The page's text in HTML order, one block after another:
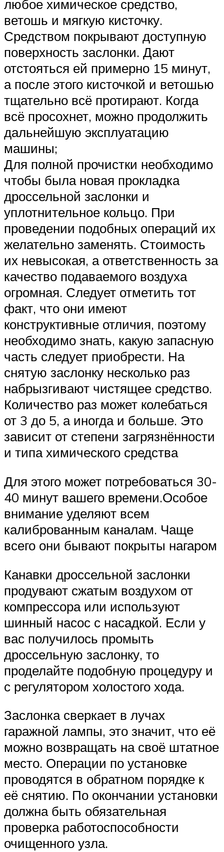
любое химическое средство,
ветошь и мягкую кисточку.
Средством покрывают доступную
поверхность заслонки. Дают
отстояться ей примерно 15 минут,
а после этого кисточкой и ветошью
тщательно всё протирают. Когда
всё просохнет, можно продолжить
дальнейшую эксплуатацию
машины;
Для полной прочистки необходимо
чтобы была новая прокладка
дроссельной заслонки и
уплотнительное кольцо. При
проведении подобных операций их
желательно заменять. Стоимость
их невысокая, а ответственность за
качество подаваемого воздуха
огромная. Следует отметить тот
факт, что они имеют
конструктивные отличия, поэтому
необходимо знать, какую запасную
часть следует приобрести. На
снятую заслонку несколько раз
набрызгивают чистящее средство.
Количество раз может колебаться
от 3 до 5, а иногда и больше. Это
зависит от степени загрязнённости
и типа химического средства
Для этого может потребоваться 30-
40 минут вашего времени.Особое
внимание уделяют всем
калиброванным каналам. Чаще
всего они бывают покрыты нагаром
Канавки дроссельной заслонки
продувают сжатым воздухом от
компрессора или используют
шинный насос с насадкой. Если у
вас получилось промыть
дроссельную заслонку, то
проделайте подобную процедуру и
с регулятором холостого хода.
Заслонка сверкает в лучах
гаражной лампы, это значит, что её
можно возвращать на своё штатное
место. Операции по установке
проводятся в обратном порядке к
её снятию. По окончании установки
должна быть обязательная
проверка работоспособности
очищенного узла.